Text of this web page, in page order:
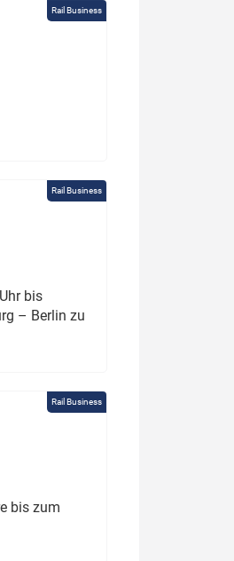
Rail Business
Rail Business
bis
– Berlin zu
Rail Business
bis zum